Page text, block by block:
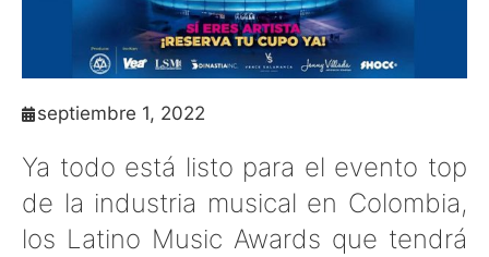
septiembre 1, 2022
Ya todo está listo para el evento top
de la industria musical en Colombia,
los Latino Music Awards que tendrá